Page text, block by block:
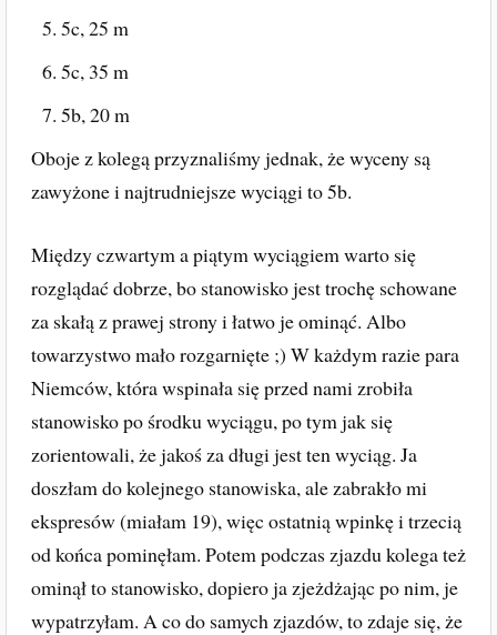
5c, 25 m
5c, 35 m
5b, 20 m
Oboje z kolegą przyznaliśmy jednak, że wyceny są
zawyżone i najtrudniejsze wyciągi to 5b.
Między czwartym a piątym wyciągiem warto się
rozglądać dobrze, bo stanowisko jest trochę schowane
za skałą z prawej strony i łatwo je ominąć. Albo
towarzystwo mało rozgarnięte ;) W każdym razie para
Niemców, która wspinała się przed nami zrobiła
stanowisko po środku wyciągu, po tym jak się
zorientowali, że jakoś za długi jest ten wyciąg. Ja
doszłam do kolejnego stanowiska, ale zabrakło mi
ekspresów (miałam 19), więc ostatnią wpinkę i trzecią
od końca pominęłam. Potem podczas zjazdu kolega też
ominął to stanowisko, dopiero ja zjeżdżając po nim, je
wypatrzyłam. A co do samych zjazdów, to zdaje się, że